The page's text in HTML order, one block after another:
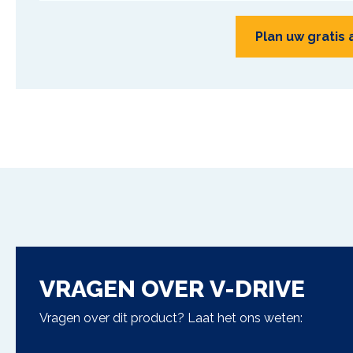
Plan uw gratis
VRAGEN OVER V-DRIVE
Vragen over dit product? Laat het ons weten: